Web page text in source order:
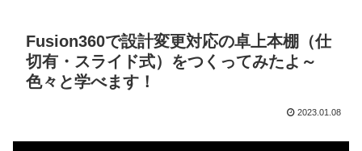
Fusion360で設計変更対応の卓上本棚（仕
切有・スライド式）をつくってみたよ～
色々と学べます！
2023.01.08